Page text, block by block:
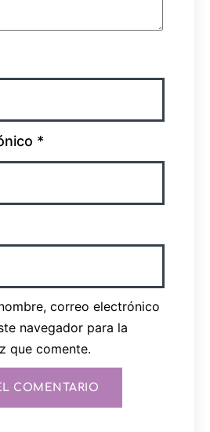
*
correo electrónico
navegador para la
que comente.